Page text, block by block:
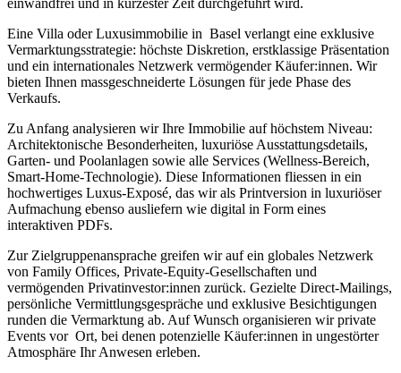
Eine Villa oder Luxusimmobilie in Basel verlangt eine exklusive
Vermarktungsstrategie: höchste Diskretion, erstklassige Präsentation
und ein internationales Netzwerk vermögender Käufer:innen. Wir
bieten Ihnen massgeschneiderte Lösungen für jede Phase des
Verkaufs.
Zu Anfang analysieren wir Ihre Immobilie auf höchstem Niveau:
Architektonische Besonderheiten, luxuriöse Ausstattungsdetails,
Garten- und Poolanlagen sowie alle Services (Wellness-Bereich,
Smart-Home-Technologie). Diese Informationen fliessen in ein
hochwertiges Luxus-Exposé, das wir als Printversion in luxuriöser
Aufmachung ebenso ausliefern wie digital in Form eines
interaktiven PDFs.
Zur Zielgruppenansprache greifen wir auf ein globales Netzwerk
von Family Offices, Private-Equity-Gesellschaften und
vermögenden Privatinvestor:innen zurück. Gezielte Direct-Mailings,
persönliche Vermittlungsgespräche und exklusive Besichtigungen
runden die Vermarktung ab. Auf Wunsch organisieren wir private
Events vor Ort, bei denen potenzielle Käufer:innen in ungestörter
Atmosphäre Ihr Anwesen erleben.